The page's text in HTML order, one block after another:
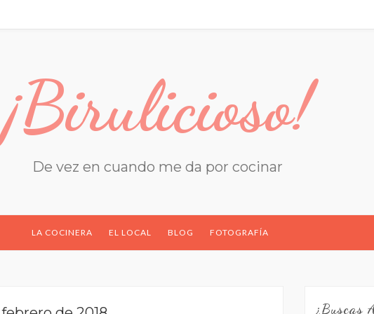
¡Birulicioso!
De vez en cuando me da por cocinar
LA COCINERA EL LOCAL BLOG FOTOGRAFÍA
¿Buscas